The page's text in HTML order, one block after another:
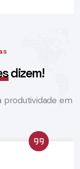
dizem!
produtividade em